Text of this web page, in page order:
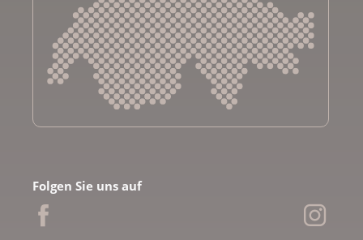
Krebsliga Bern
Krebsliga Freiburg
Folgen Sie uns auf